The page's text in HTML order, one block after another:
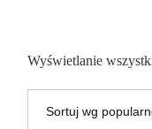
Wyświetlanie